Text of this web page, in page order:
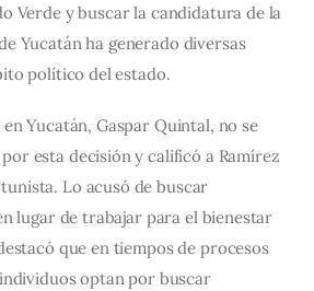
Verde y buscar la candidatura de la
Yucatán ha generado diversas
político del estado.
Yucatán, Gaspar Quintal, no se
esta decisión y calificó a Ramírez
Lo acusó de buscar
lugar de trabajar para el bienestar
que en tiempos de procesos
optan por buscar